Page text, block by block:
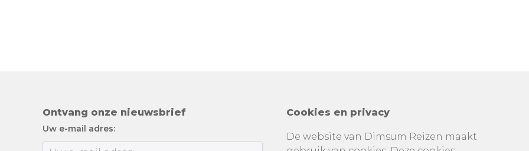
Ontvang onze nieuwsbrief
Uw e-mail adres:
Cookies en privacy
De website van Dimsum Reizen maakt